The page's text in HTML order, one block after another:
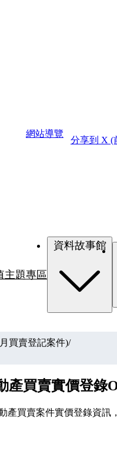
網站導覽
分享到 X (
主題專區
資料故事館
買賣登記案件)/
產買賣實價登錄
產買賣案件實價登錄資訊